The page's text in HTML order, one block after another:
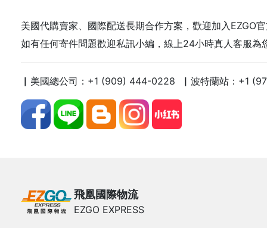
美國代購賣家、國際配送長期合作方案，歡迎加入EZGO
如有任何寄件問題歡迎私訊小編，線上24小時真人客服為
▏美國總公司：+1 (909) 444-0228 ▏波特蘭站：+1
飛凰國際物流
EZGO EXPRESS